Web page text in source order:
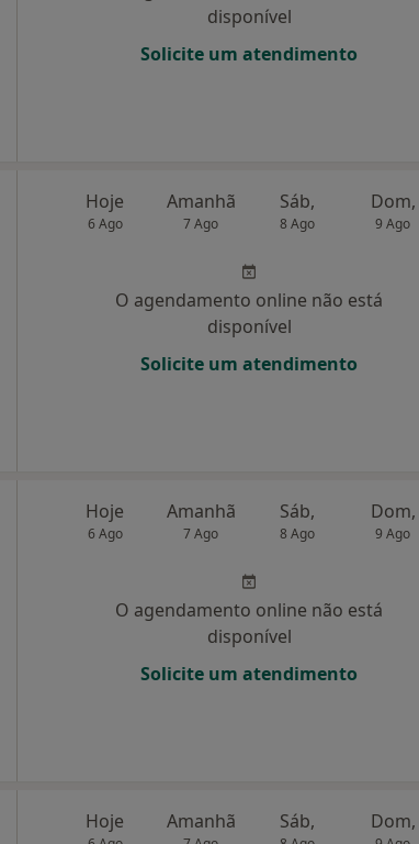
disponível
Solicite um atendimento
Hoje
6 Ago
Amanhã
7 Ago
Sáb,
8 Ago
Dom,
9 Ago
O agendamento online não está
disponível
Solicite um atendimento
Hoje
6 Ago
Amanhã
7 Ago
Sáb,
8 Ago
Dom,
9 Ago
O agendamento online não está
disponível
Solicite um atendimento
Hoje Amanhã Sáb, Dom,